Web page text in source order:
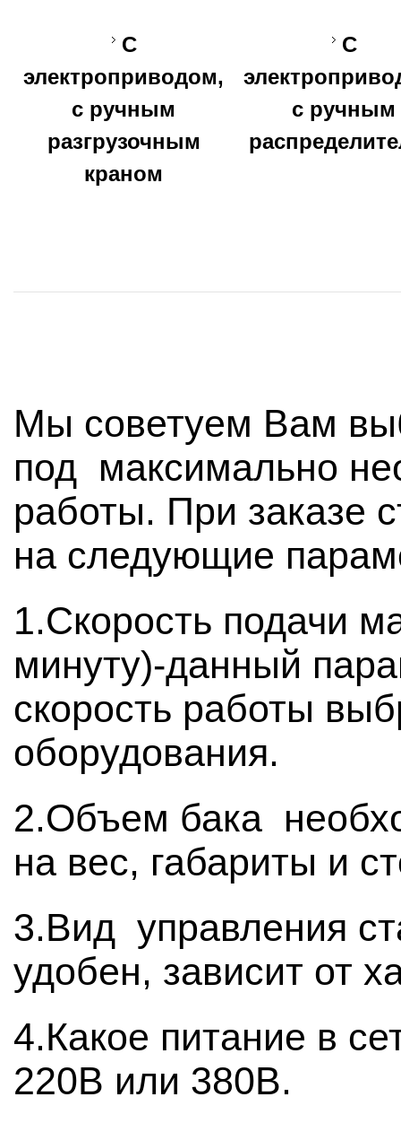
C
электроприводом,
с ручным
разгрузочным
краном
С
с ручным
Мы советуем Вам
под максимально
работы. При заказе
на следующие
1.Скорость подачи
минуту)-данный
скорость работы
оборудования.
2.Объем бака
на вес, габариты и
3.Вид управления
удобен, зависит от
4.Какое питание в
220В или 380В.